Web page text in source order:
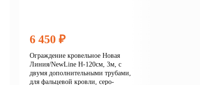
6 450 ₽
Ограждение кровельное Новая
Линия/NewLine H-120см, 3м, с
двумя дополнительными трубами,
для фальцевой кровли, серо-